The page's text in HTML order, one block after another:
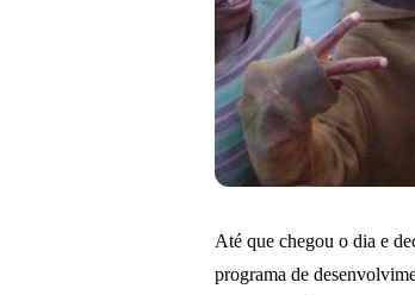
Até que chegou o dia e
programa de